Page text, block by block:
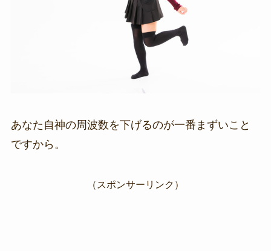
あなた自神の周波数を下げるのが一番まずいこと
ですから。
（スポンサーリンク）